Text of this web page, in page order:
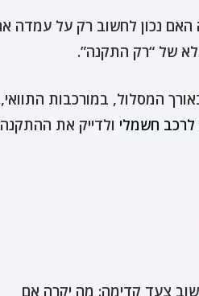
האם נכון לחשוב רק על עמדה
של “רק התקנה”.
המסלול, במורכבות התוואי,
חשמלי ולדייק את ההתקנה
צעד קדימה: מה יקרה אם